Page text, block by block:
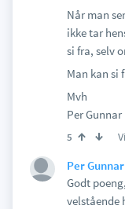
Når man
ikke tar
si fra, selv
Man kan si
Mvh
Per
5
Per
Godt
velstående